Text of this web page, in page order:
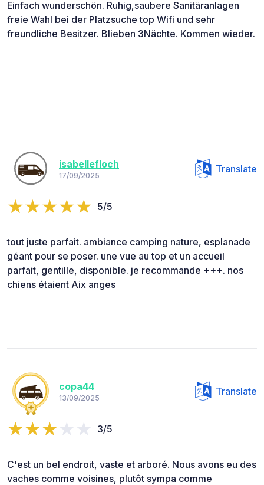
Einfach wunderschön. Ruhig,saubere Sanitäranlagen
freie Wahl bei der Platzsuche top Wifi und sehr
freundliche Besitzer. Blieben 3Nächte. Kommen wieder.
isabellefloch
17/09/2025
Translate
5/5
tout juste parfait. ambiance camping nature, esplanade
géant pour se poser. une vue au top et un accueil
parfait, gentille, disponible. je recommande +++. nos
chiens étaient Aix anges
copa44
13/09/2025
Translate
3/5
C'est un bel endroit, vaste et arboré. Nous avons eu des
vaches comme voisines, plutôt sympa comme